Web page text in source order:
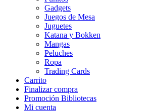
Gadgets
Juegos de Mesa
Juguetes
Katana y Bokken
Mangas
Peluches
Ropa
Trading Cards
Carrito
Finalizar compra
Promoción Bibliotecas
Mi cuenta